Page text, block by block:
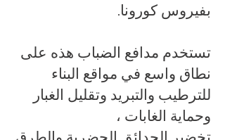
بفيروس كورونا.
تستخدم مدافع الضباب هذه على
نطاق واسع في مواقع البناء
للترطيب والتبريد وتقليل الغبار
وحماية الغابات ،